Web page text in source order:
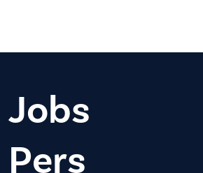
Jobs
Pers